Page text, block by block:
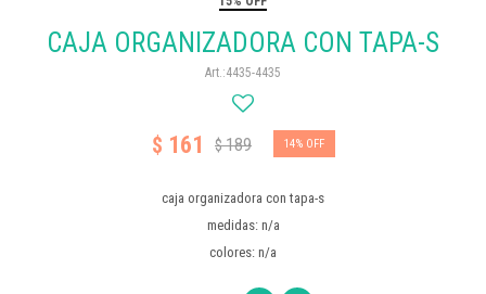
CAJA ORGANIZADORA CON TAPA-S
4435-4435
$ 161 $189 14
caja organizadora con tapa-s
medidas: n/a
colores: n/a